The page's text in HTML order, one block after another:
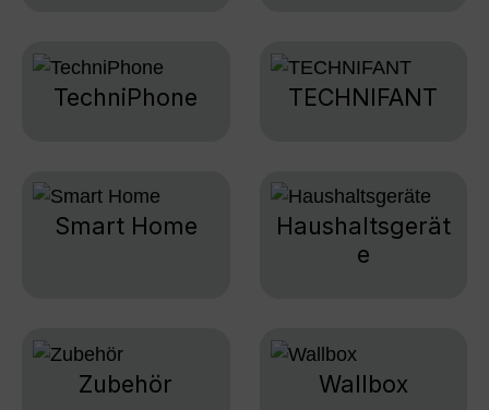
TechniPhone TECHNIFANT
Smart Home
Haushaltsgerät
e
Zubehör Wallbox